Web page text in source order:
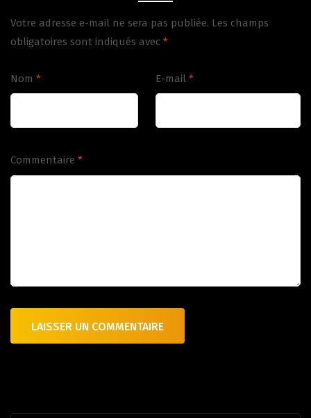
Votre adresse e-mail ne sera pas publiée. Les champs
obligatoires sont indiqués avec *
Nom * E-mail *
Commentaire *